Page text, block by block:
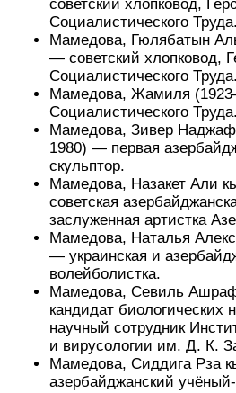
советский хлопковод,
Социалистического Труда.
Мамедова, Гюлябатын
— советский хлопковод,
Социалистического Труда.
Мамедова, Жамиля
Социалистического Труда.
Мамедова, Зивер
1980) — первая
скульптор.
Мамедова, Назакет Али
советская
заслуженная артистка
Мамедова, Наталья
— украинская и
волейболистка.
Мамедова, Севиль
кандидат биологических
научный сотрудник
и вирусологии им. Д. К.
Мамедова, Сиддига Рза
азербайджанский